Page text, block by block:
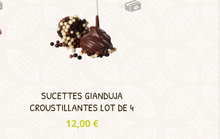
SUCETTES GIANDUJA
CROUSTILLANTES LOT DE 4
Prix
12,00 €